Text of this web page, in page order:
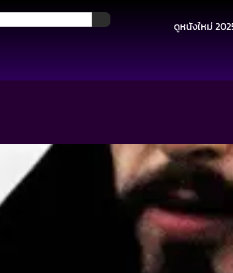
ดูหนังใหม่